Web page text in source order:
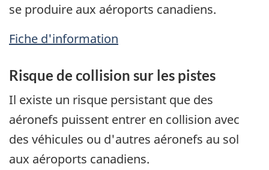
se produire aux aéroports canadiens.
Fiche d'information
Risque de collision sur les pistes
Il existe un risque persistant que des
aéronefs puissent entrer en collision avec
des véhicules ou d'autres aéronefs au sol
aux aéroports canadiens.